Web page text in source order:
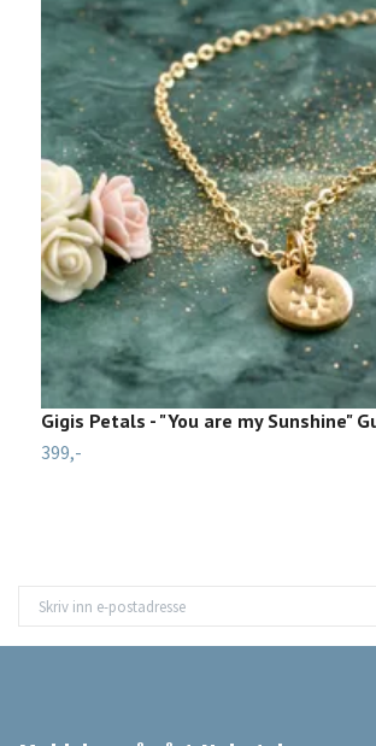
Gigis Petals - "You are my Sunshine"
399,-